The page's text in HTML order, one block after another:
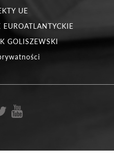
UE
GOLISZEWSKI